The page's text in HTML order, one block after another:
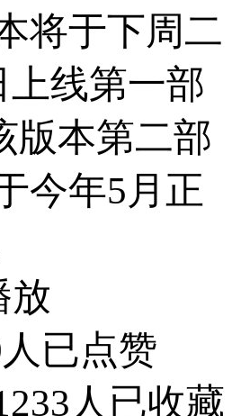
将于下周二
上线第一部
版本第二部
今年5月正
放
已点赞
人已收藏